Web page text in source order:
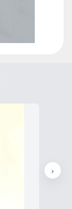
›